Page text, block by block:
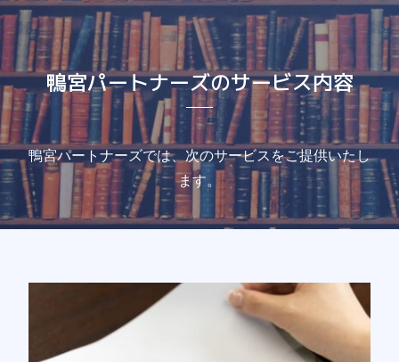
鴨宮パートナーズのサービス内容
鴨宮パートナーズでは、次のサービスをご提供いたし
ます。